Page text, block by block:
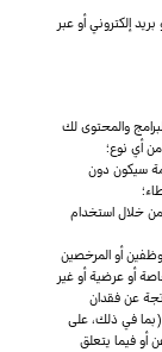
إلكتروني أو عبر
والمحتوى لك
أي نوع؛
سيكون دون
خلال استخدام
أو المرخصين
أو عرضية أو غير
عن فقدان
(بما في ذلك، على
أو فيما يتعلق